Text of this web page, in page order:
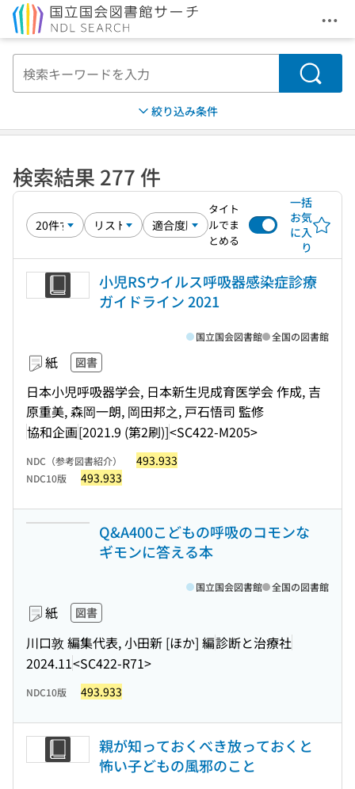
メ
検索
絞り込み条件
検索結果 277 件
タイト
ルでま
とめる
一括
お気
に入
り
小児RSウイルス呼吸器感染症診療
ガイドライン 2021
紙 図書
日本小児呼吸器学会, 日本新生児成育医学会 作成, 吉
原重美, 森岡一朗, 岡田邦之, 戸石悟司 監修
協和企画[2021.9 (第2刷)]<SC422-M205>
国立国会図書館 全国の図書館
NDC（参考図書紹介） 493.933
NDC10版 493.933
Q&A400こどもの呼吸のコモンな
ギモンに答える本
紙 図書
川口敦 編集代表, 小田新 [ほか] 編診断と治療社
2024.11<SC422-R71>
国立国会図書館 全国の図書館
NDC10版 493.933
親が知っておくべき放っておくと
怖い子どもの風邪のこと